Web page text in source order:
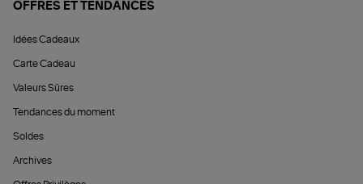
OFFRES ET TENDANCES
Idées Cadeaux
Carte Cadeau
Valeurs Sûres
Tendances du moment
Soldes
Archives